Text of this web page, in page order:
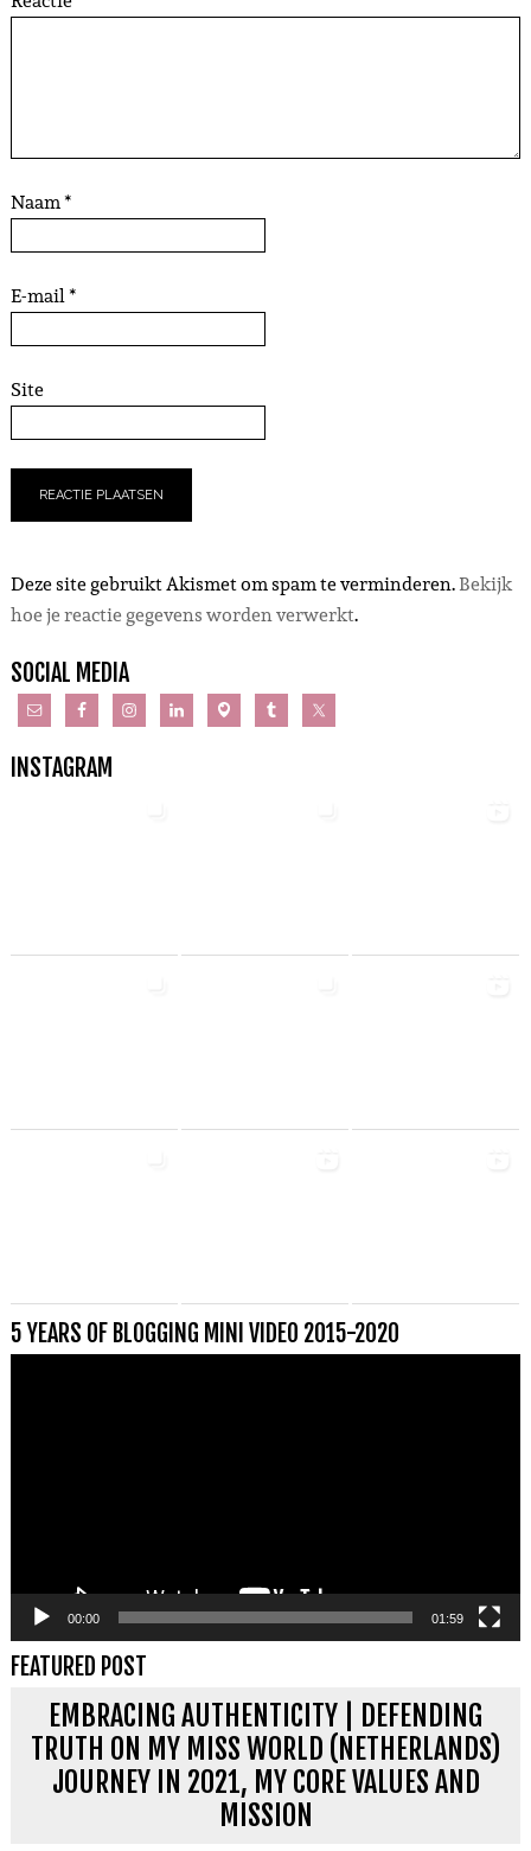
Naam*
E-mail*
Site
Deze site gebruikt Akismet om spam te verminderen.Bekijk
hoe je reactie gegevens worden verwerkt.
SOCIAL MEDIA
INSTAGRAM
5 YEARS OF BLOGGING MINI VIDEO 2015-2020
00:00 01:59
FEATURED POST
EMBRACING AUTHENTICITY | DEFENDING
TRUTH ON MY MISS WORLD (NETHERLANDS)
JOURNEY IN 2021, MY CORE VALUES AND
MISSION